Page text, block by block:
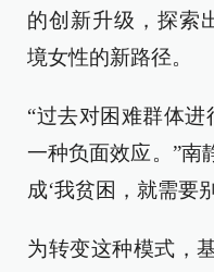
的创新升级，探索
境女性的新路径。
“过去对困难群体
一种负面效应。”南
成‘我贫困，就需要
为转变这种模式，